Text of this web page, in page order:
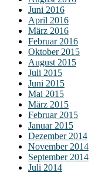
Juni 2016
April 2016
März 2016
Februar 2016
Oktober 2015
August 2015
Juli 2015
Juni 2015
Mai 2015
März 2015
Februar 2015
Januar 2015
Dezember 2014
November 2014
September 2014
Juli 2014